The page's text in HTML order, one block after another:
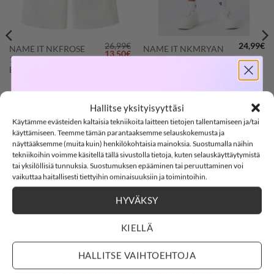
Hallitse yksityisyyttäsi
Käytämme evästeiden kaltaisia tekniikoita laitteen tietojen tallentamiseen ja/tai
käyttämiseen. Teemme tämän parantaaksemme selauskokemusta ja
näyttääksemme (muita kuin) henkilökohtaisia mainoksia. Suostumalla näihin
tekniikoihin voimme käsitellä tällä sivustolla tietoja, kuten selauskäyttäytymistä
tai yksilöllisiä tunnuksia. Suostumuksen epääminen tai peruuttaminen voi
vaikuttaa haitallisesti tiettyihin ominaisuuksiin ja toimintoihin.
HYVÄKSY
KIELLÄ
HALLITSE VAIHTOEHTOJA
NAME IT NKFROSE
1115 farkkushortsit,
Bright White
26,99€
Alkuperäinen
13,50€Nykyinen
134
140 146 152
Clear
NAME IT NKMRYAN
6300 farkkushortsit,
24,99€
98 116
122 128 134 140
Clear
LISÄÄ
SUOSIKKEIHIN
-50%
LISÄÄ
SOFTSHELL
-15%
15% ALENNUS KOODILLA:SOFTSHELL15
Countdown ends in:
0200
hours
::13
13
minutes
:25